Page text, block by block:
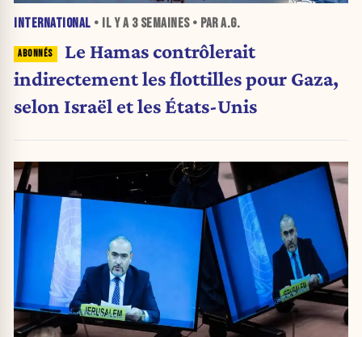
INTERNATIONAL • IL Y A 3 SEMAINES• PAR A.G.
Le Hamas contrôlerait
indirectement les flottilles pour Gaza,
selon Israël et les États-Unis